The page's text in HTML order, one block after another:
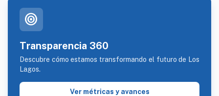
target
Transparencia 360
Descubre cómo estamos transformando el futuro de Los
Lagos.
Ver métricas y avances